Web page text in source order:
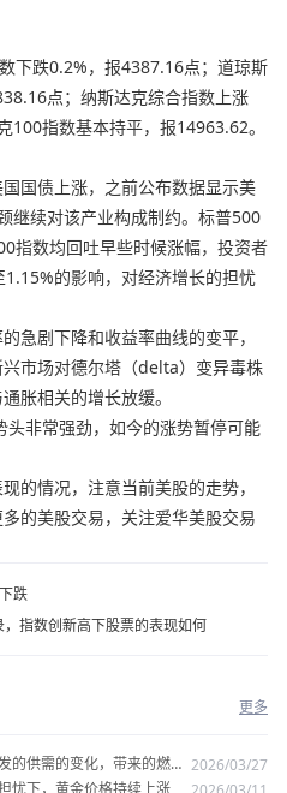
跌0.2%，报4387.16点；道琼斯
点；纳斯达克综合指数上涨
指数基本持平，报14963.62。
债上涨，之前公布数据显示美
继续对该产业构成制约。标普500
指数均回吐早些时候涨幅，投资者
的影响，对经济增长的担忧
剧下降和收益率曲线的变平，
市场对德尔塔（delta）变异毒株
胀相关的增长放缓。
非常强劲，如今的涨势暂停可能
情况，注意当前美股的走势，
的美股交易，关注爱华美股交易
跌
指数创新高下股票的表现如何
更多
的供需的变化，带来的燃料 2026/03/27